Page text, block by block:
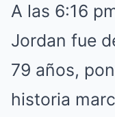
A las 6:16
Jordan fue
79 años,
historia